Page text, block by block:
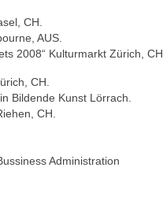
CH.
AUS.
2008“ Kulturmarkt Zürich, CH.
CH.
Bildende Kunst Lörrach.
CH.
Administration